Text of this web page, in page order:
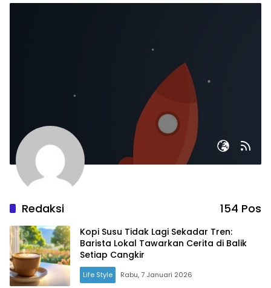
Redaksi 154 Pos
Kopi Susu Tidak Lagi Sekadar Tren:
Barista Lokal Tawarkan Cerita di Balik
Setiap Cangkir
Life Style Rabu, 7 Januari 2026